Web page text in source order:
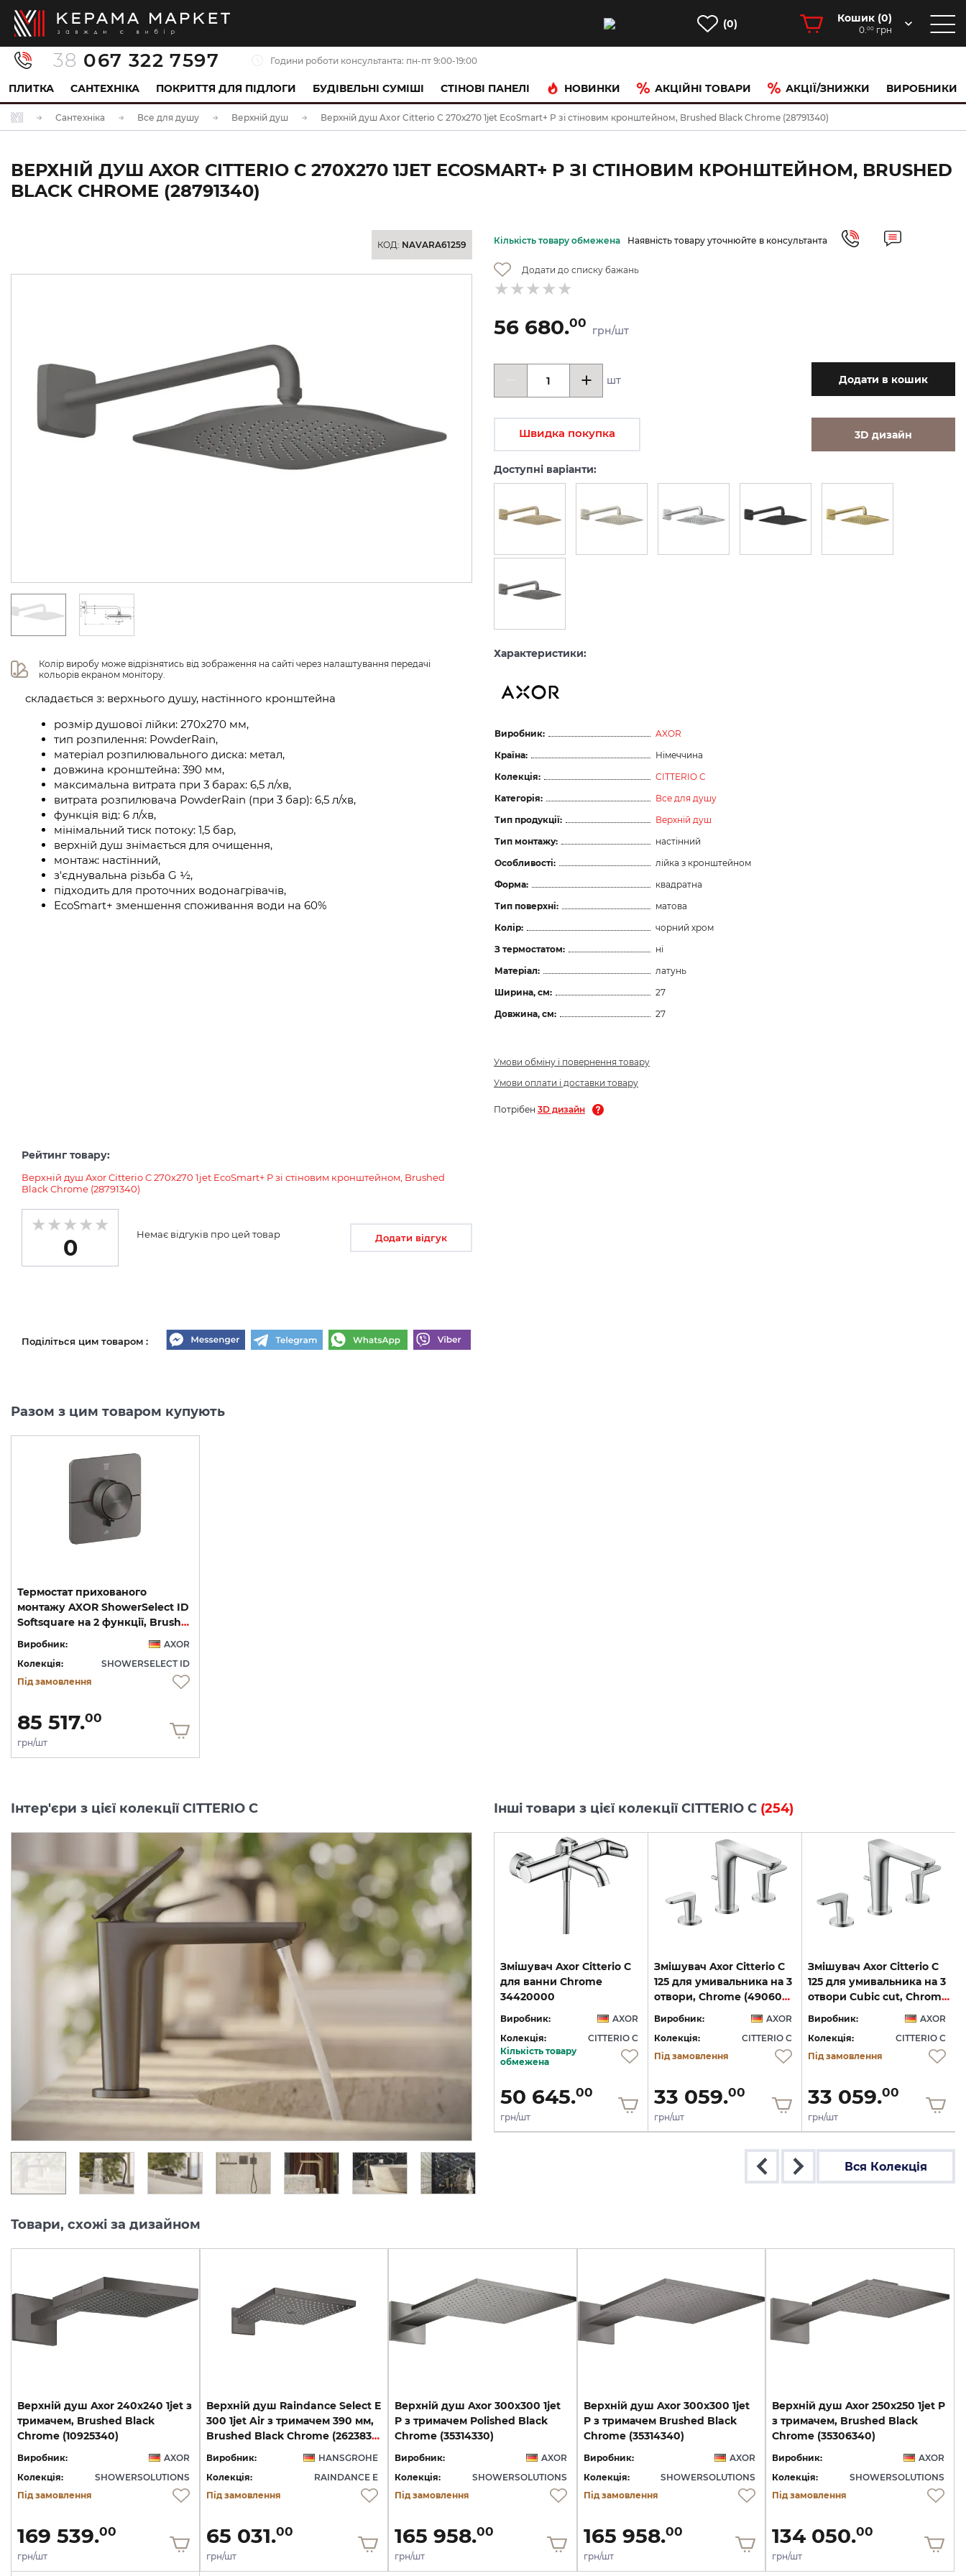
(0) Кошик (0)
0.00 грн
38 067 322 7597 Години роботи консультанта: пн-пт 9:00-19:00
ПЛИТКА САНТЕХНІКА ПОКРИТТЯ ДЛЯ ПІДЛОГИ БУДІВЕЛЬНІ СУМІШІ CТІНОВІ ПАНЕЛІ НОВИНКИ АКЦІЙНІ ТОВАРИ АКЦІЇ/ЗНИЖКИ ВИРОБНИКИ
Сантехніка Все для душу Верхній душ Верхній душ Axor Citterio C 270х270 1jet EcoSmart+ P зі стіновим кронштейном, Brushed Black Chrome (28791340)
ВЕРХНІЙ ДУШ AXOR CITTERIO C 270Х270 1JET ECOSMART+ P ЗІ СТІНОВИМ КРОНШТЕЙНОМ, BRUSHED
BLACK CHROME (28791340)
КОД: NAVARA61259
Колір виробу може відрізнятись від зображення на сайті через налаштування передачі
кольорів екраном монітору.
складається з: верхнього душу, настінного кронштейна
розмір душової лійки: 270х270 мм,
тип розпилення: PowderRain,
матеріал розпилювального диска: метал,
довжина кронштейна: 390 мм,
максимальна витрата при 3 барах: 6,5 л/хв,
витрата розпилювача PowderRain (при 3 бар): 6,5 л/хв,
функція від: 6 л/хв,
мінімальний тиск потоку: 1,5 бар,
верхній душ знімається для очищення,
монтаж: настінний,
з'єднувальна різьба G ½,
підходить для проточних водонагрівачів,
EcoSmart+ зменшення споживання води на 60%
Кількість товару обмежена Наявність товару уточнюйте в консультанта
Додати до списку бажань
56 680.00
грн/шт
шт Додати в кошик
Швидка покупка 3D дизайн
Доступні варіанти:
Характеристики:
Виробник:
AXOR
Країна:
Німеччина
Колекція:
CITTERIO C
Категорія:
Все для душу
Тип продукції:
Верхній душ
Тип монтажу:
настінний
Особливості:
лійка з кронштейном
Форма:
квадратна
Тип поверхні:
матова
Колір:
чорний хром
З термостатом:
ні
Матеріал:
латунь
Ширина, см:
27
Довжина, см:
27
Умови обміну і повернення товару
Умови оплати і доставки товару
Потрібен 3D дизайн
Рейтинг товару:
Верхній душ Axor Citterio C 270х270 1jet EcoSmart+ P зі стіновим кронштейном, Brushed
Black Chrome (28791340)
0
Немає відгуків про цей товар Додати відгук
Поділіться цим товаром :
Разом з цим товаром купують
Термостат прихованого
монтажу AXOR ShowerSelect ID
Softsquare на 2 функції, Brushed Black Chrome (36754340)
Виробник:
AXOR
Колекція:
SHOWERSELECT ID
Під замовлення
85 517.00
грн/шт
Інтер'єри з цієї колекції CITTERIO C Інші товари з цієї колекції CITTERIO C (254)
Змішувач Axor Citterio C
125 CoolStart для
AXOR
Колекція:
CITTERIO C
Під замовлення
24 289.00
Змішувач Axor Citterio C
125 CoolStart для
Виробник:
Колекція:
CITTERIO C
Під замовлення
34 007.
грн/шт
Змішувач Axor Citterio C
125 CoolStart для
Колекція:
36 436.
грн/шт
Змішувач Axor Citterio C
для ванни Chrome
34420000
Виробник:
AXOR
Колекція:
CITTERIO C
Кількість товару
обмежена
50 645.00
грн/шт
Змішувач Axor Citterio C
125 для умивальника на 3
отвори, Chrome (49060000)
Виробник:
AXOR
Колекція:
CITTERIO C
Під замовлення
33 059.00
грн/шт
Змішувач Axor Citterio C
125 для умивальника на 3
отвори Cubic cut, Chrome (49061000)
Виробник:
AXOR
Колекція:
CITTERIO C
Під замовлення
33 059.00
грн/шт
Вся Колекція
Товари, схожі за дизайном
Верхній душ Axor 240х240 1jet з
тримачем, Brushed Black
Chrome (10925340)
Виробник:
AXOR
Колекція:
SHOWERSOLUTIONS
Під замовлення
169 539.00
грн/шт
Верхній душ Raindance Select E
300 1jet Air з тримачем 390 мм,
Brushed Black Chrome (26238340)
Виробник:
HANSGROHE
Колекція:
RAINDANCE E
Під замовлення
65 031.00
грн/шт
Верхній душ Axor 300х300 1jet
P з тримачем Polished Black
Chrome (35314330)
Виробник:
AXOR
Колекція:
SHOWERSOLUTIONS
Під замовлення
165 958.00
грн/шт
Верхній душ Axor 300х300 1jet
P з тримачем Brushed Black
Chrome (35314340)
Виробник:
AXOR
Колекція:
SHOWERSOLUTIONS
Під замовлення
165 958.00
грн/шт
Верхній душ Axor 250х250 1jet P
з тримачем, Brushed Black
Chrome (35306340)
Виробник:
AXOR
Колекція:
SHOWERSOLUTIONS
Під замовлення
134 050.00
грн/шт